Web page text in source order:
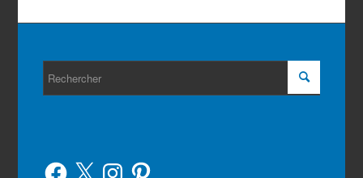
Facebook
X InstagramPinterest